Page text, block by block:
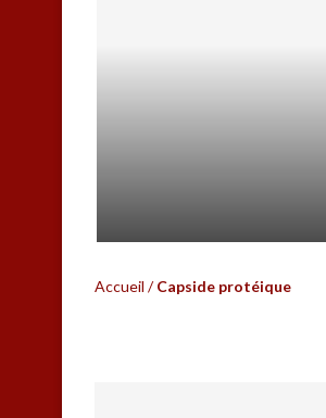
Accueil /Capside protéique